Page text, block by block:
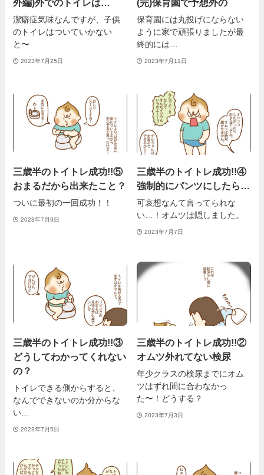
外編)外でのトイレは…
潔癖症気味なんですが、子供
のトイレはついていかない
と〜
2023年7月25日
(完)保育園で予想外の
保育園には丸投げにならない
ように家で頑張りましたが最
終的には…
2023年7月11日
三歳半のトイトレ成功!!⑤
おまるだから出来たこと？
ついに最初の一回成功！！
2023年7月9日
三歳半のトイトレ成功!!④
強制的にパンツにしたら…
可哀想なんて言ってられな
い…！オムツは隠しました。
2023年7月7日
三歳半のトイトレ成功!!③
どうしてわかってくれない
の？
トイレできる側からすると、
なんでできないのか分からな
い…
2023年7月5日
三歳半のトイトレ成功!!②
オムツ外れてない検尿
年少クラスの検尿までにオム
ツはずれ間に合わなかっ
た〜！どうする？
2023年7月3日